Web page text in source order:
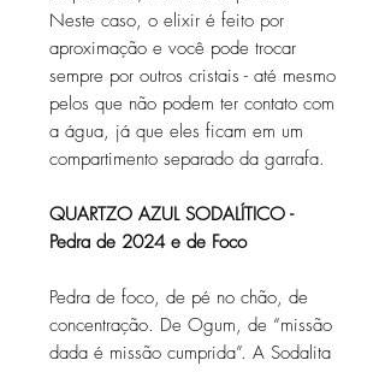
Neste caso, o elixir é feito por
aproximação e você pode trocar
sempre por outros cristais - até mesmo
pelos que não podem ter contato com
a água, já que eles ficam em um
compartimento separado da garrafa.
QUARTZO AZUL SODALÍTICO -
Pedra de 2024 e de Foco
Pedra de foco, de pé no chão, de
concentração. De Ogum, de “missão
dada é missão cumprida”. A Sodalita